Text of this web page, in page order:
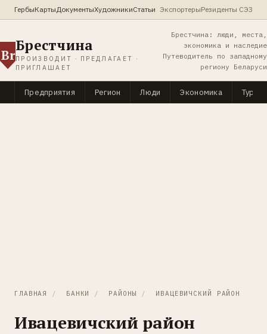
ГербыКартыДокументыХудожникиСтатьи ЭкспортерыРезиденты СЭЗ
Br
Брестчина
ПРОИЗВОДИТ · ПРЕДЛАГАЕТ ·
ПРИГЛАШАЕТ
Брестчина: люди, места,
экономика и наследие
Путеводитель по западному
региону Беларуси
Предприятия Регион Люди Экономика
ГЛАВНАЯ / БАНКИ / РАЙОНЫ / ИВАЦЕВИЧСКИЙ РАЙОН
Ивацевичский район